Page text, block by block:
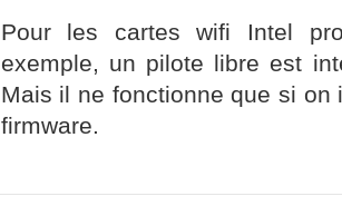
Pour les cartes wifi Intel
exemple, un pilote libre est
Mais il ne fonctionne que si on
firmware.